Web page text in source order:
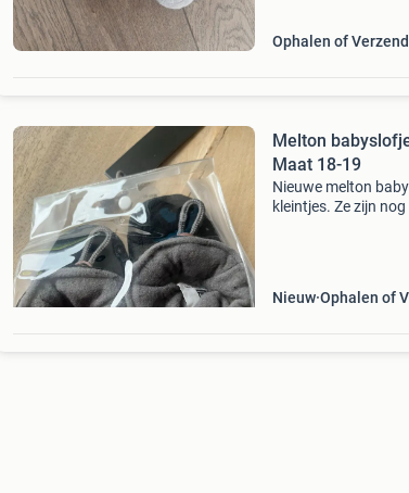
Ophalen of
Melton
Maat 18-19
Nieuwe melton
kleintjes. Ze zijn
Nieuw Ophalen of